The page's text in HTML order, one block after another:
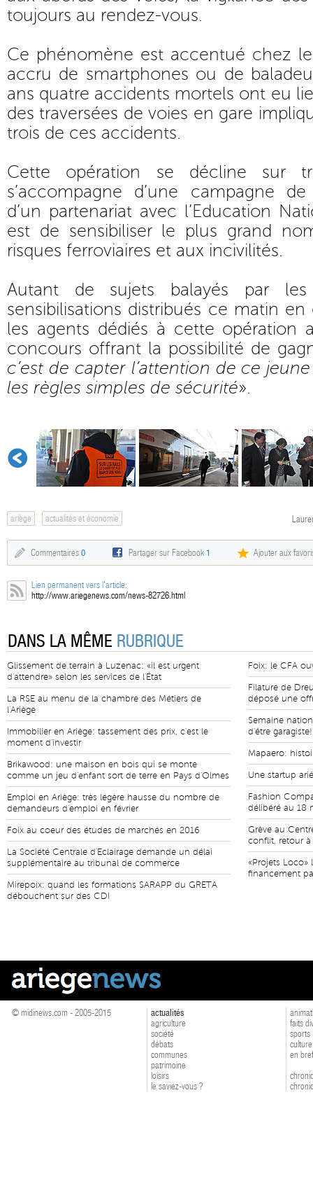
toujours au rendez-vous.
Ce phénomène est accentué chez
accru de smartphones ou de
ans quatre accidents mortels ont eu
des traversées de voies en gare
trois de ces accidents.
Cette opération se décline sur
s’accompagne d’une campagne
d’un partenariat avec l’Education
est de sensibiliser le plus grand
risques ferroviaires et aux incivilités.
Autant de sujets balayés par les
sensibilisations distribués ce matin en
les agents dédiés à cette opération
concours offrant la possibilité de
c’est de capter l’attention de ce
les règles simples de sécurité».
ariège actualités et économie
Commentaires 0 Partager sur Facebook1 Ajouter aux
Lien permanent vers l'article:
http://www.ariegenews.com/news-82726.html
DANS LA MÊME RUBRIQUE
Glissement de terrain à Luzenac: «il est urgent
d'attendre» selon les services de l'État
La RSE au menu de la chambre des Métiers de
l'Ariège
Immobilier en Ariège: tassement des prix, c'est le
moment d'investir
Brikawood: une maison en bois qui se monte
comme un jeu d'enfant sort de terre en Pays d'Olmes
Emploi en Ariège: très légère hausse du nombre de
demandeurs d'emploi en février
Foix au coeur des études de marchés en 2016
La Société Centrale d'Eclairage demande un délai
supplémentaire au tribunal de commerce
Mirepoix: quand les formations SARAPP du GRETA
débouchent sur des CDI
Foix: le CFA
Filature de
déposé une
Semaine
d'être garagiste!
Mapaero:
Une startup
Fashion
délibéré au 18
Grève au
conflit, retour
«Projets Loco»
financement
© midinews.com - 2005-2015
actualités
agriculture
société
débats
communes
patrimoine
loisirs
le saviez-vous ?
faits
sports
culture
en bref